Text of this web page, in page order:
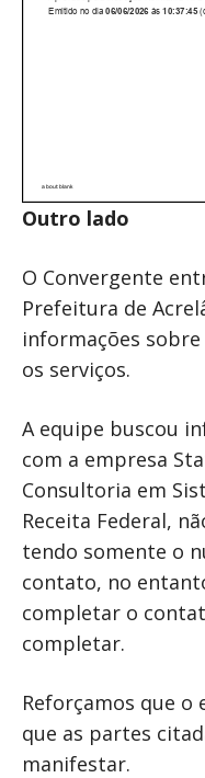
Outro lado
O Convergente
Prefeitura de
informações
os serviços.
A equipe buscou
com a empresa
Consultoria em
Receita Federal,
tendo somente o
contato, no
completar o
completar.
Reforçamos que o
que as partes
manifestar.